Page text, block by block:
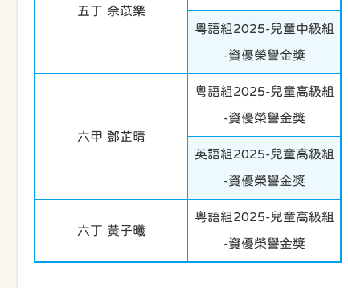
五丁 佘苡樂
粵語組2025-兒童中級組
-資優榮譽金獎
六甲 鄧芷晴
粵語組2025-兒童高級組
-資優榮譽金獎
英語組2025-兒童高級組
-資優榮譽金獎
六丁 黃子曦
粵語組2025-兒童高級組
-資優榮譽金獎